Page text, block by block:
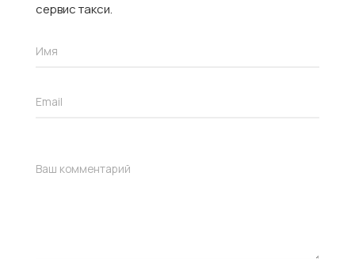
сервис такси.